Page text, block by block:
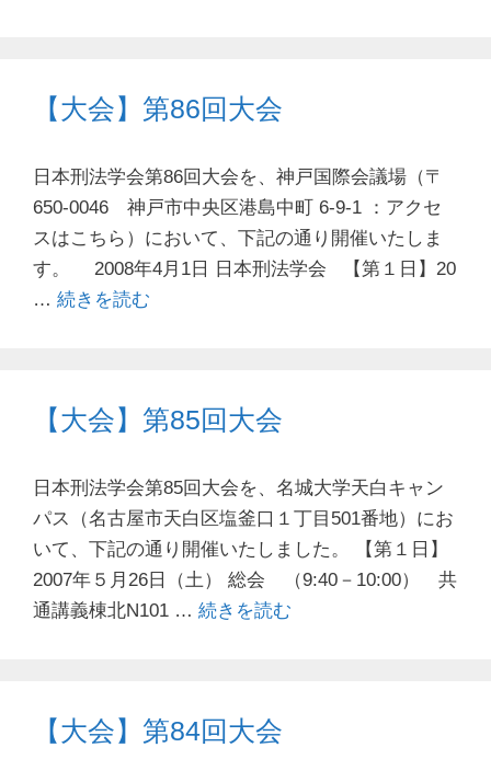
【大会】第86回大会
日本刑法学会第86回大会を、神戸国際会議場（〒
650-0046 神戸市中央区港島中町 6-9-1 ：アクセ
スはこちら）において、下記の通り開催いたしま
す。 2008年4月1日 日本刑法学会 【第１日】20
… 続きを読む
【大会】第85回大会
日本刑法学会第85回大会を、名城大学天白キャン
パス（名古屋市天白区塩釜口１丁目501番地）にお
いて、下記の通り開催いたしました。 【第１日】
2007年５月26日（土） 総会 （9:40－10:00） 共
通講義棟北N101 … 続きを読む
【大会】第84回大会